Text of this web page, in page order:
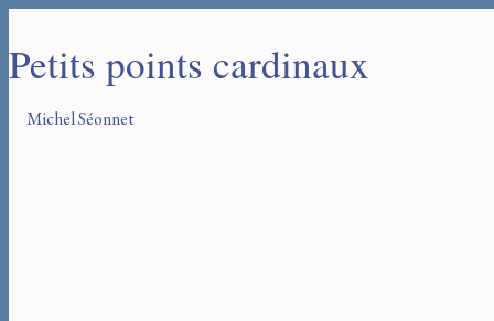
Petits points cardinaux
Michel Séonnet